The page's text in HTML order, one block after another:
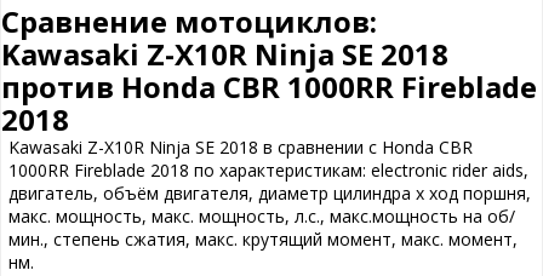
Сравнение мотоциклов:
Kawasaki Z-X10R Ninja SE 2018
против Honda CBR 1000RR Fireblade
2018
Kawasaki Z-X10R Ninja SE 2018 в сравнении с Honda CBR
1000RR Fireblade 2018 по характеристикам: electronic rider aids,
двигатель, объём двигателя, диаметр цилиндра х ход поршня,
макс. мощность, макс. мощность, л.с., макс.мощность на об/
мин., степень сжатия, макс. крутящий момент, макс. момент,
нм.